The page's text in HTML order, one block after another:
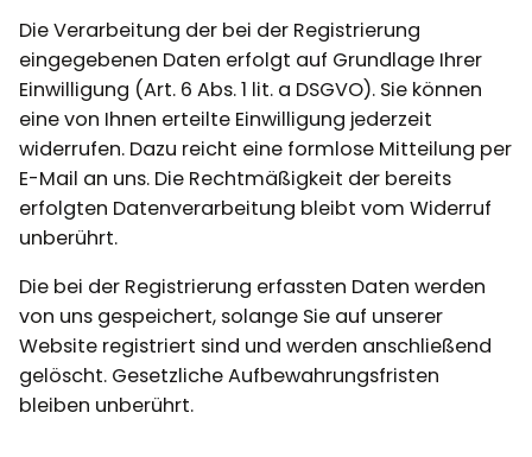
Die Verarbeitung der bei der Registrierung
eingegebenen Daten erfolgt auf Grundlage Ihrer
Einwilligung (Art. 6 Abs. 1 lit. a DSGVO). Sie können
eine von Ihnen erteilte Einwilligung jederzeit
widerrufen. Dazu reicht eine formlose Mitteilung per
E-Mail an uns. Die Rechtmäßigkeit der bereits
erfolgten Datenverarbeitung bleibt vom Widerruf
unberührt.
Die bei der Registrierung erfassten Daten werden
von uns gespeichert, solange Sie auf unserer
Website registriert sind und werden anschließend
gelöscht. Gesetzliche Aufbewahrungsfristen
bleiben unberührt.